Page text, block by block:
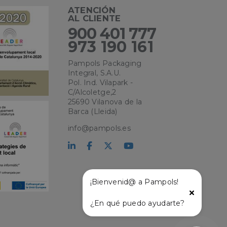
ATENCIÓN
AL CLIENTE
900 401 777
973 190 161
Pampols Packaging
Integral, S.A.U.
Pol. Ind. Vilapark -
C/Alcoletge,2
25690 Vilanova de la
Barca (Lleida)
info@pampols.es
¡Bienvenid@ a Pampols!
¿En qué puedo ayudarte?
de usuario y
de los visitantes.
Script.com
lenguaje PHP.
se utiliza para
es
un
páginas.